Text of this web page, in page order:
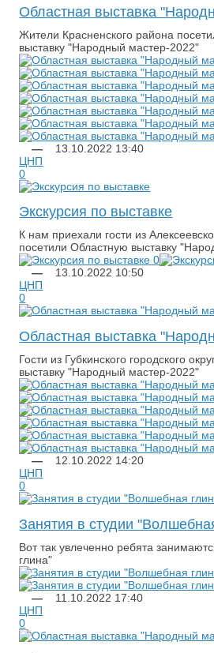
Областная выставка
Жители Красненского района
выставку "Народный мастер-2022"
— 13.10.2022 13:40
ЦНП
0
Экскурсия по выставке
К нам приехали гости из
посетили Областную выставку
—
13.10.2022 10:50
ЦНП
0
Областная выставка
Гости из Губкинского городского
выставку "Народный мастер-2022"
— 12.10.2022 14:20
ЦНП
0
Занятия в студии
​Вот так увлеченно ребята
глина"
— 11.10.2022 17:40
ЦНП
0